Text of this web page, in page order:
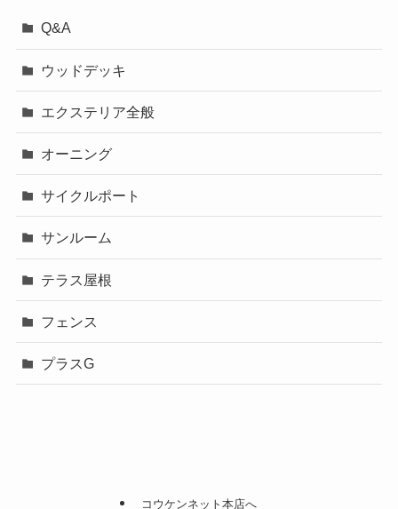
Q&A
ウッドデッキ
エクステリア全般
オーニング
サイクルポート
サンルーム
テラス屋根
フェンス
プラスG
コウケンネット本店へ